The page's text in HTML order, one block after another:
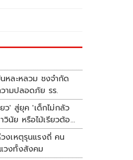
หละหลวม ชงจำกัด
ามปลอดภัย รร.
ว' สู่ยุค 'เด็กไม่กลัว
นัย หรือไม้เรียวต้อง
งเหตุรุนแรงถี่ คน
วงทั้งสังคม